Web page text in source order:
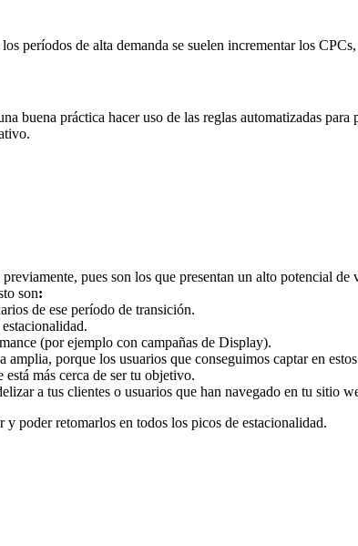
períodos de alta demanda se suelen incrementar los
buena práctica hacer uso de las reglas automatizadas
pues son los que presentan un alto potencial de
son:
de ese período de transición.
(por ejemplo con campañas de Display).
porque los usuarios que conseguimos captar en
más cerca de ser tu objetivo.
a tus clientes o usuarios que han navegado en tu sitio
y poder retomarlos en todos los picos de estacionalidad.